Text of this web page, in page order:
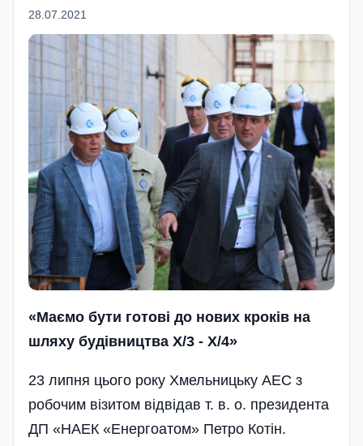
28.07.2021
«Маємо бути готові до нових кроків на
шляху будівництва Х/3 - Х/4»
23 липня цього року Хмельницьку АЕС з
робочим візитом відвідав т. в. о. президента
ДП «НАЕК «Енергоатом» Петро Котін.